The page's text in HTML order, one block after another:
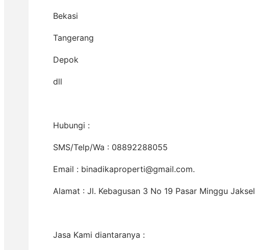
Bekasi
Tangerang
Depok
dll
Hubungi :
SMS/Telp/Wa : 08892288055
Email : binadikaproperti@gmail.com.
Alamat : Jl. Kebagusan 3 No 19 Pasar Minggu Jaksel
Jasa Kami diantaranya :